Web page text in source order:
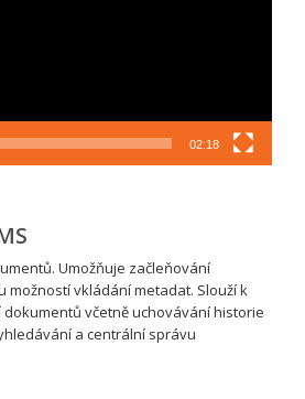
02:18
Umožňuje začleňování
možností vkládání metadat. Slouží k
včetně uchovávání historie
a centrální správu